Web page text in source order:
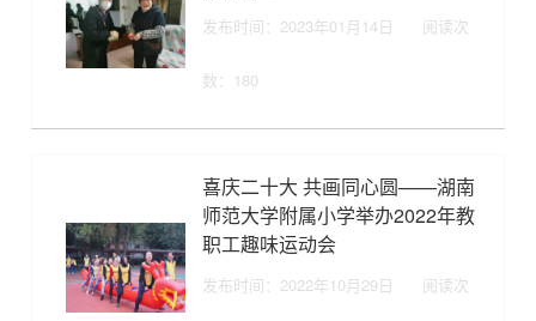
发布时间：2023年01月14日 阅读次
数： 180
喜庆二十大 共画同心圆——湖南
师范大学附属小学举办2022年教
职工趣味运动会
发布时间：2022年10月29日 阅读次